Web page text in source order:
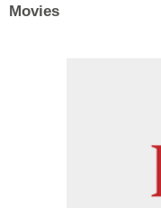
Movies